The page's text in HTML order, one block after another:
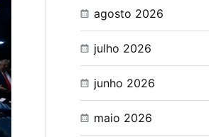
agosto 2026
julho 2026
junho 2026
maio 2026